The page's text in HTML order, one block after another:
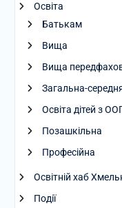
Освіта
Батькам
Вища
Вища
Загальна-
Освіта дітей з
Позашкільна
Професійна
Освітній хаб
Події